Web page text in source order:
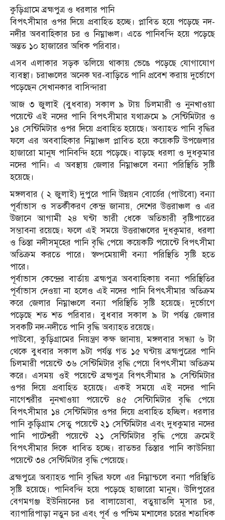
কুড়িগ্রামে ব্রহ্মপুত্র ও ধরলার পানি
বিপৎসীমার ওপর দিয়ে প্রবাহিত হচ্ছে। প্লাবিত হয়ে পড়েছে নদ-
নদীর অববাহিকার চর ও নিম্নাঞ্চল। এতে পানিবন্দি হয়ে পড়েছে
অন্তত ১০ হাজারের অধিক পরিবার।
এসব এলাকার সড়ক তলিয়ে থাকায় ভেঙে পড়েছে যোগাযোগ
ব্যবস্থা। চরাঞ্চলের অনেক ঘর-বাড়িতে পানি প্রবেশ করায় দুর্ভোগে
পড়েছেন সেখানকার বাসিন্দারা
আজ ৩ জুলাই (বুধবার) সকাল ৯ টায় চিলমারী ও নুনখাওয়া
পয়েন্টে এই নদের পানি বিপৎসীমার যথাক্রমে ৯ সেন্টিমিটার ও
১৪ সেন্টিমিটার ওপর দিয়ে প্রবাহিত হয়েছে। অব্যাহত পানি বৃদ্ধির
ফলে এর অববাহিকার নিম্নাঞ্চল প্লাবিত হয়ে কয়েকটি উপজেলার
হাজারো মানুষ পানিবন্দি হয়ে পড়েছে। বাড়ছে ধরলা ও দুধকুমার
নদের পানি। এ অবস্থায় জেলার নিম্নাঞ্চলে বন্যা পরিস্থিতি সৃষ্টি
হয়েছে।
মঙ্গলবার ( ২ জুলাই) দুপুরে পানি উন্নয়ন বোর্ডের (পাউবো) বন্যা
পূর্বাভাস ও সতর্কীকরণ কেন্দ্র জানায়, দেশের উত্তরাঞ্চল ও এর
উজানে আগামী ২৪ ঘন্টা ভারী ধেকে অতিভারী বৃষ্টিপাতের
সম্ভাবনা রয়েছে। ফলে এই সময়ে উত্তরাঞ্চলের দুধকুমার, ধরলা
ও তিস্তা নদীসমূহের পানি বৃদ্ধি পেয়ে কয়েকটি পয়েন্টে বিপৎসীমা
অতিক্রম করতে পারে। স্বল্পমেয়াদী বন্যা পরিস্থিতি সৃষ্টি হতে
পারে।
পূর্বাভাস কেন্দ্রের বার্তায় ব্রহ্মপুত্র অববাহিকায় বন্যা পরিস্থিতির
পূর্বাভাস দেওয়া না হলেও এই নদের পানি বিপৎসীমার অতিক্রম
করে জেলার নিম্নাঞ্চলে বন্যা পরিস্থিতি সৃষ্টি হয়েছে। দুর্ভোগে
পড়েছে শত শত পরিবার। বুধবার সকাল ৯ টা পর্যন্ত জেলার
সবকটি নদ-নদীতে পানি বৃদ্ধি অব্যাহত রয়েছে।
পাউবো, কুড়িগ্রামের নিয়ন্ত্রণ কক্ষ জানায়, মঙ্গলবার সন্ধ্যা ৬ টা
থেকে বুধবার সকাল ৯টা পর্যন্ত গত ১৫ ঘন্টায় ব্রহ্মপুত্রের পানি
চিলমারী পয়েন্টে ৩৬ সেন্টিমিটার বৃদ্ধি পেয়ে বিপৎসীমা অতিক্রম
করে। এসময় ওই পয়েন্টে ব্রহ্মপুত্র বিপৎসীমার ৯ সেন্টিমিটার
ওপর দিয়ে প্রবাহিত হয়েছে। একই সময়ে এই নদের পানি
নাগেশ্বরীর নুনখাওয়া পয়েন্টে ৪৫ সেন্টিামিটার বৃদ্ধি পেয়ে
বিপৎসীমার ১৪ সেন্টিমিটার ওপর দিয়ে প্রবাহিত হচ্ছিল। ধরলার
পানি কুড়িগ্রাম সেতু পয়েন্টে ২১ সেন্টিমিটার এবং দুধকুমার নদের
পানি পাটেশ্বরী পয়েন্টে ২১ সেন্টিমিটার বৃদ্ধি পেয়ে ক্রমেই
বিপৎসীমার দিকে ধাবিত হচ্ছে। রাতভর তিস্তার পানি কাউনিয়া
পয়েন্টে ৩৪ সেন্টিমিটার বৃদ্ধি পেয়েছে।
ব্রহ্মপুত্রে অব্যাহত পানি বৃদ্ধির ফলে এর নিম্নান্চলে বন্যা পরিস্থিতি
সৃষ্টি হয়েছে। পানিবন্দি হয়ে পড়েছে হাজারো মানুষ। উলিপুরের
বেগমগঞ্জ ইউনিয়নের চর বালাডোবা, বতুয়াতলি মূসার চর,
ব্যাপারিপাড়া নতুন চর এবং পূর্ব ও পশ্চিম মশালের চরের শতাধিক